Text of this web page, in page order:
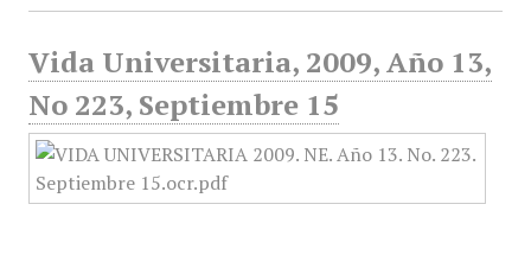
Vida Universitaria, 2009, Año 13,
No 223, Septiembre 15